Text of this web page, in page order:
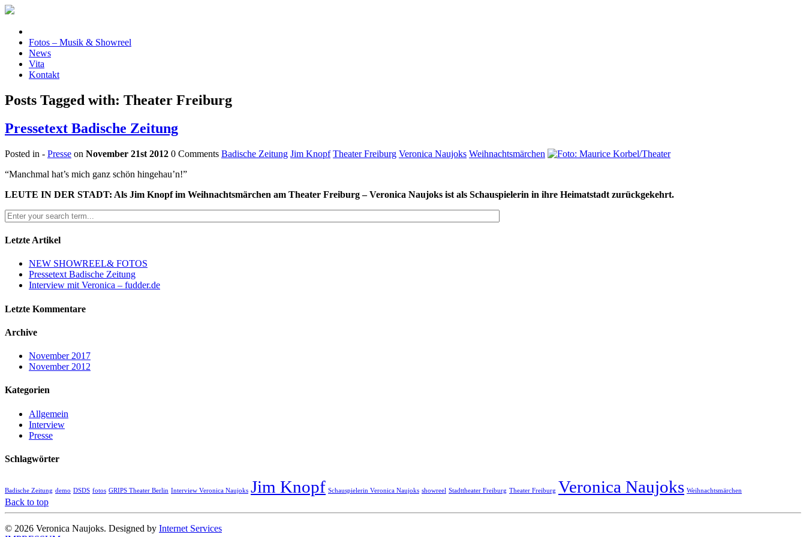
Fotos – Musik & Showreel
News
Vita
Kontakt
Posts Tagged with: Theater Freiburg
Pressetext Badische Zeitung
Posted in - Presse on November 21st 2012 0 Comments Badische Zeitung Jim Knopf Theater Freiburg Veronica Naujoks Weihnachtsmärchen
“Manchmal hat’s mich ganz schön hingehau’n!”
LEUTE IN DER STADT: Als Jim Knopf im Weihnachtsmärchen am Theater Freiburg – Veronica Naujoks ist als Schauspielerin in ihre Heimatstadt zurückgekehrt.
Letzte Artikel
NEW SHOWREEL& FOTOS
Pressetext Badische Zeitung
Interview mit Veronica – fudder.de
Letzte Kommentare
Archive
November 2017
November 2012
Kategorien
Allgemein
Interview
Presse
Schlagwörter
Badische Zeitung demo DSDS fotos GRIPS Theater Berlin Interview Veronica Naujoks Jim Knopf Schauspielerin Veronica Naujoks showreel Stadttheater Freiburg Theater Freiburg Veronica Naujoks Weihnachtsmärchen
Back to top
© 2026 Veronica Naujoks. Designed by Internet Services